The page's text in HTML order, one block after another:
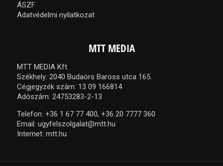
ÁSZF
Adatvédelmi nyilatkozat
MTT MEDIA
MTT MEDIA Kft.
Székhely: 2040 Budaörs Baross utca 165.
Cégjegyzék szám: 13 09 166814
Adószám: 24753283-2-13
Telefon: +36 1 67 77 400, +36 20 7777 360
Email: ugyfelszolgalat@mtt.hu
Internet: mtt.hu